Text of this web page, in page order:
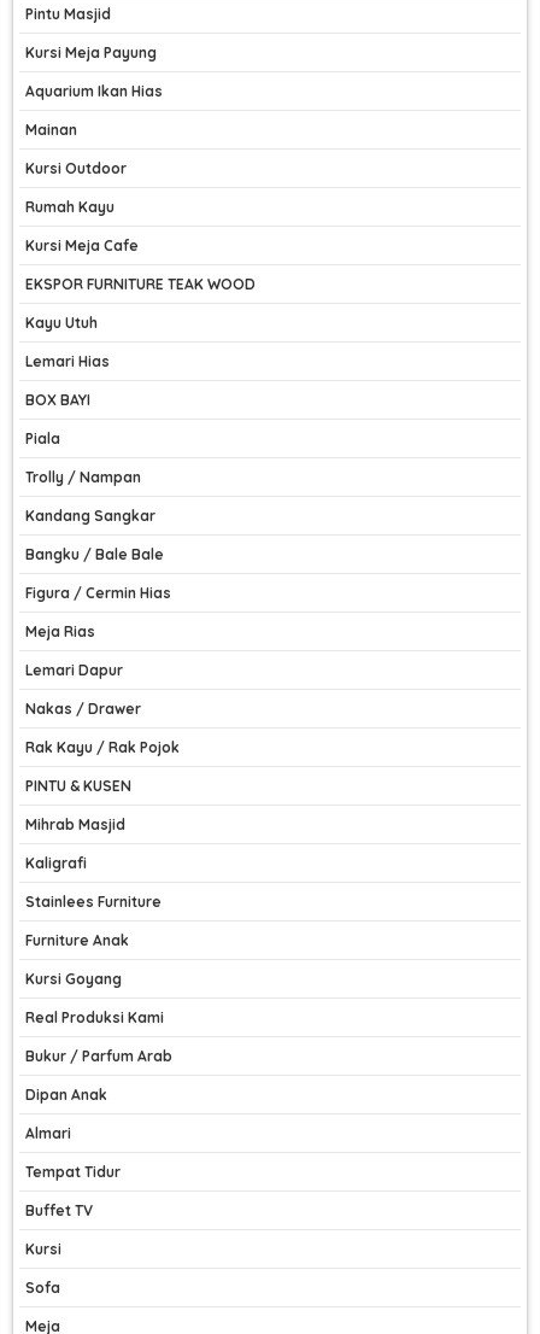
Pintu Masjid
Kursi Meja Payung
Aquarium Ikan Hias
Mainan
Kursi Outdoor
Rumah Kayu
Kursi Meja Cafe
EKSPOR FURNITURE TEAK WOOD
Kayu Utuh
Lemari Hias
BOX BAYI
Piala
Trolly / Nampan
Kandang Sangkar
Bangku / Bale Bale
Figura / Cermin Hias
Meja Rias
Lemari Dapur
Nakas / Drawer
Rak Kayu / Rak Pojok
PINTU & KUSEN
Mihrab Masjid
Kaligrafi
Stainlees Furniture
Furniture Anak
Kursi Goyang
Real Produksi Kami
Bukur / Parfum Arab
Dipan Anak
Almari
Tempat Tidur
Buffet TV
Kursi
Sofa
Meja